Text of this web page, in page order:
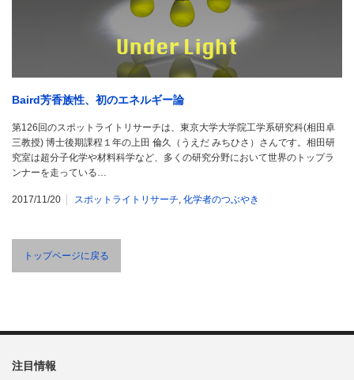
Baird芳香族性、初のエネルギー論
第126回のスポットライトリサーチは、東京大学大学院工学系研究科(相田卓
三教授) 博士後期課程１年の上田 倫久（うえだ みちひさ）さんです。相田研
究室は超分子化学や材料科学など、多くの研究分野において世界のトップラ
ンナーを走っている…
2017/11/20 スポットライトリサーチ 化学者のつぶやき
トップページに戻る
注目情報